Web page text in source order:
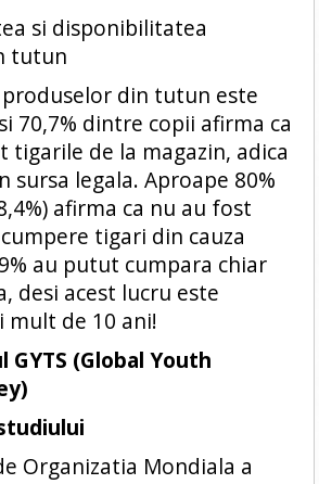
si disponibilitatea
tutun
produselor din tutun este
70,7% dintre copii afirma ca
tigarile de la magazin, adica
sursa legala. Aproape 80%
afirma ca nu au fost
tigari din cauza
au putut cumpara chiar
desi acest lucru este
mult de 10 ani!
GYTS (Global Youth
Organizatia Mondiala a